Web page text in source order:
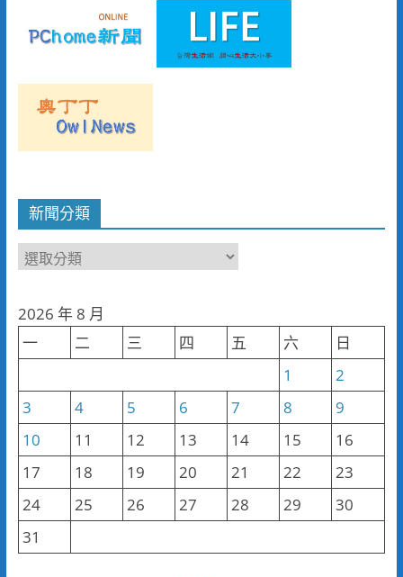
新聞分類
新
類
2026 年 8 月
一
二 三 四 五 六
日
1
2
3
4 5 6 7 8
9
10
11 12 13 14 15
16
17
18 19 20 21 22
23
24
25 26 27 28 29
30
31